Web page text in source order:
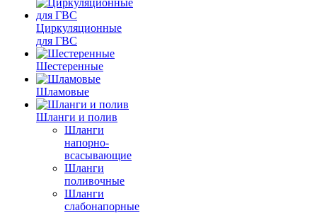
Циркуляционные
для ГВС
Шестеренные
Шламовые
Шланги и полив
Шланги
напорно-
всасывающие
Шланги
поливочные
Шланги
слабонапорные